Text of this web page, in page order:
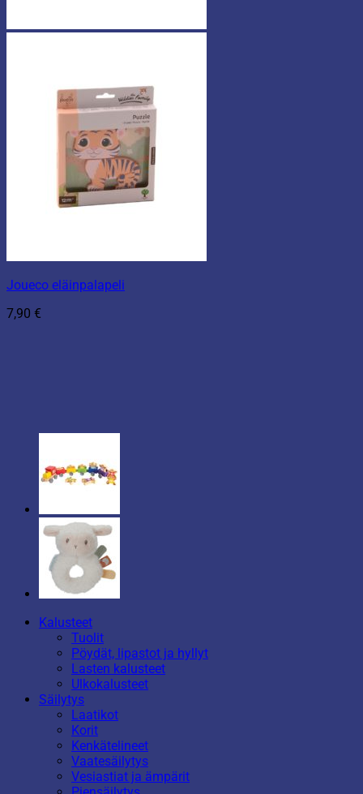
Joueco eläinpalapeli
7,90 €
Kalusteet
Tuolit
Pöydät, lipastot ja hyllyt
Lasten kalusteet
Ulkokalusteet
Säilytys
Laatikot
Korit
Kenkätelineet
Vaatesäilytys
Vesiastiat ja ämpärit